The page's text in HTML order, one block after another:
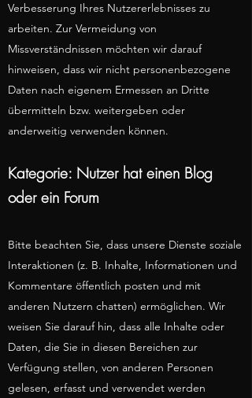
Verbesserung Ihres Nutzererlebnisses zu
arbeiten. Zur Vermeidung von
Missverständnissen möchten wir darauf
hinweisen, dass wir nicht personenbezogene
Daten nach eigenem Ermessen an Dritte
übermitteln bzw. weitergeben oder
anderweitig verwenden können.
Kategorie: Nutzer hat einen Blog
oder ein Forum
Bitte beachten Sie, dass unsere Dienste soziale
Interaktionen (z. B. Inhalte, Informationen und
Kommentare öffentlich posten und mit
anderen Nutzern chatten) ermöglichen. Wir
weisen Sie darauf hin, dass alle Inhalte oder
Daten, die Sie in diesen Bereichen zur
Verfügung stellen, von anderen Personen
gelesen, erfasst und verwendet werden